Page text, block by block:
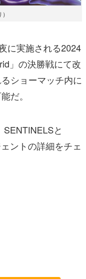
に実施される2024
」の決勝戦にて改
ショーマッチ内に
だ。
SENTINELSと
ントの詳細をチェ